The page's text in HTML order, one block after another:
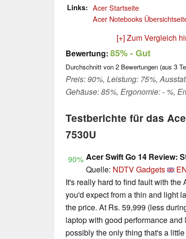
Links
Acer Startseite
Acer Notebooks
[+] Zum Vergleich
Bewertung: 85%- Gut
Durchschnitt von 2 Bewertungen (aus 3
Preis: 90%, Leistung: 75%,
Gehäuse: 85%, Ergonomie: - %,
Testberichte für das
7530U
90% Acer Swift Go 14 Review:
Quelle: NDTV Gadgets
It's really hard to find fault with
you'd expect from a thin and light
the price. At Rs. 59,999 (less
laptop with good performance
possibly the only thing that's a